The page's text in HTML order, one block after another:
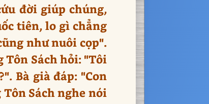
đời giúp chúng,
tiên, lo gì chẳng
như nuôi cọp".
Tôn Sách hỏi: "Tôi
Bà già đáp: "Con
Sách nghe nói